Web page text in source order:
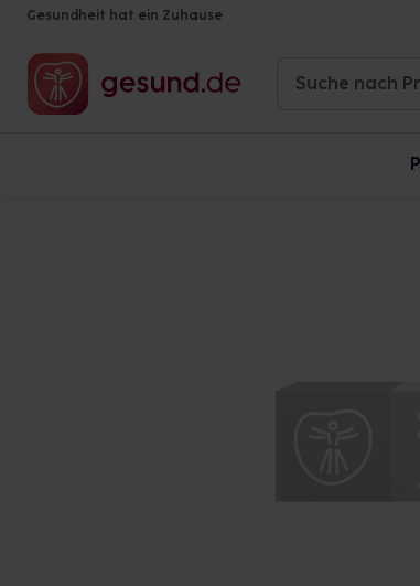
Gesundheit hat ein Zuhause